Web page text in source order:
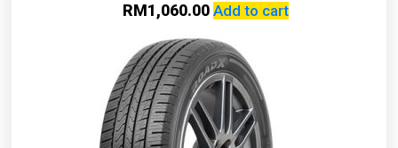
RM1,060.00 Add to cart